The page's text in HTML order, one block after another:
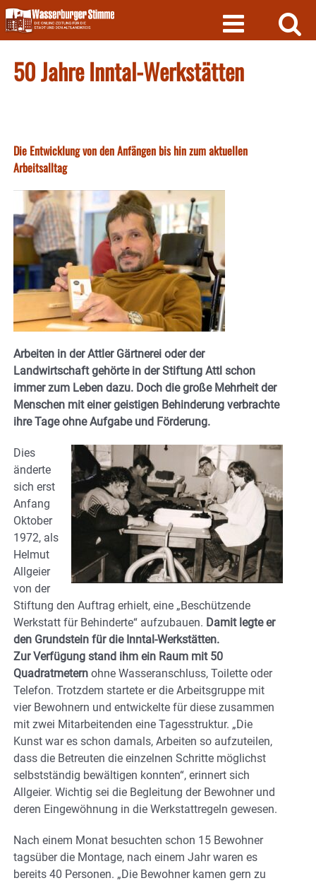
Skip
to
content
50 Jahre Inntal-Werkstätten
Die Entwicklung von den Anfängen bis hin zum aktuellen
Arbeitsalltag
Arbeiten in der Attler Gärtnerei oder der
Landwirtschaft gehörte in der Stiftung Attl schon
immer zum Leben dazu. Doch die große Mehrheit der
Menschen mit einer geistigen Behinderung verbrachte
ihre Tage ohne Aufgabe und Förderung.
Dies
änderte
sich erst
Anfang
Oktober
1972, als
Helmut
Allgeier
von der
Stiftung den Auftrag erhielt, eine „Beschützende
Werkstatt für Behinderte“ aufzubauen. Damit legte er
den Grundstein für die Inntal-Werkstätten.
Zur Verfügung stand ihm ein Raum mit 50
Quadratmetern ohne Wasseranschluss, Toilette oder
Telefon. Trotzdem startete er die Arbeitsgruppe mit
vier Bewohnern und entwickelte für diese zusammen
mit zwei Mitarbeitenden eine Tagesstruktur. „Die
Kunst war es schon damals, Arbeiten so aufzuteilen,
dass die Betreuten die einzelnen Schritte möglichst
selbstständig bewältigen konnten“, erinnert sich
Allgeier. Wichtig sei die Begleitung der Bewohner und
deren Eingewöhnung in die Werkstattregeln gewesen.
Nach einem Monat besuchten schon 15 Bewohner
tagsüber die Montage, nach einem Jahr waren es
bereits 40 Personen. „Die Bewohner kamen gern zu